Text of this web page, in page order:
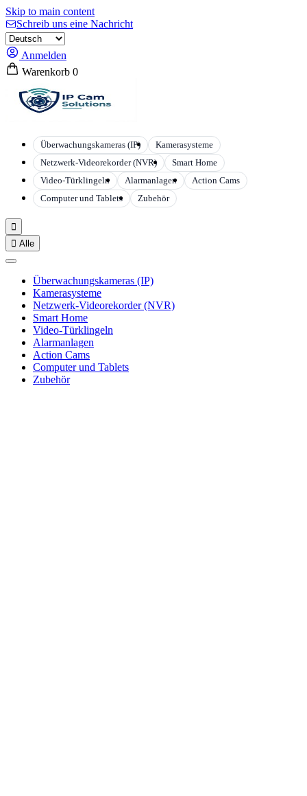
Skip to main content
Schreib uns eine Nachricht
Anmelden
Warenkorb 0
Überwachungskameras (IP)
Kamerasysteme
Netzwerk-Videorekorder (NVR)
Smart Home
Video-Türklingeln
Alarmanlagen
Action Cams
Computer und Tablets
Zubehör

 Alle
Überwachungskameras (IP)
Kamerasysteme
Netzwerk-Videorekorder (NVR)
Smart Home
Video-Türklingeln
Alarmanlagen
Action Cams
Computer und Tablets
Zubehör